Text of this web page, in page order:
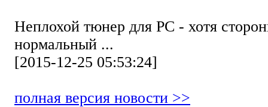
Неплохой тюнер для РС - хотя
нормальный ...
[2015-12-25 05:53:24]
полная версия новости >>